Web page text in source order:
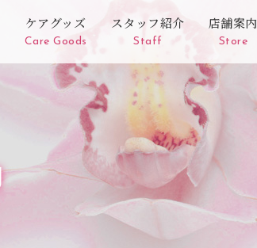
ケアグッズ
Care Goods
スタッフ紹介
Staff
店舗案内
Store